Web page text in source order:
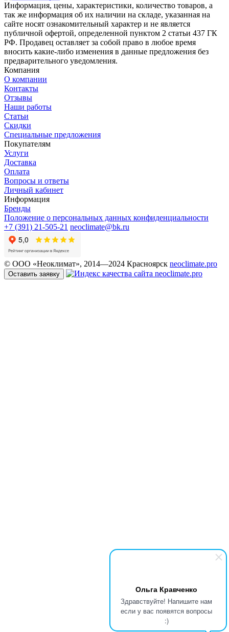
Ольга Кравченко
Здравствуйте! Напишите нам
если у вас появятся вопросы
:)
Информация, цены, характеристики, количество товаров, а
так же информация об их наличии на складе, указанная на
сайте носят ознакомительный характер и не является
публичной офертой, определенной пунктом 2 статьи 437 ГК
РФ. Продавец оставляет за собой право в любое время
вносить какие-либо изменения в данные предложения без
предварительного уведомления.
Компания
О компании
Контакты
Отзывы
Наши работы
Статьи
Скидки
Специальные предложения
Покупателям
Услуги
Доставка
Оплата
Вопросы и ответы
Личный кабинет
Информация
Бренды
Положение о персональных данных конфиденциальности
+7 (391) 21-505-21 neoclimate@bk.ru
© ООО «Неоклимат», 2014—2024 Красноярск neoclimate.pro
Оставить заявку